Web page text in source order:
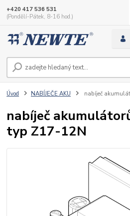
+420 417 536 531
(Pondělí-Pátek, 8-16 hod.)
Úvod NABÍJEČE AKU nabíječ
nabíječ
typ Z17-12N